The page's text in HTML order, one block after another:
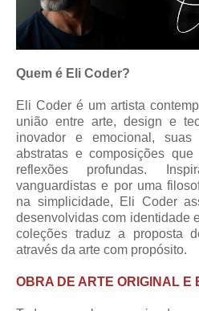
Quem é Eli Coder?
Eli Coder é um artista
união entre arte, design e
inovador e emocional, suas
abstratas e composições
reflexões profundas.
vanguardistas e por uma
na simplicidade, Eli Coder
desenvolvidas com identidade
coleções traduz a proposta
através da arte com propósito.
OBRA DE ARTE ORIGINAL E